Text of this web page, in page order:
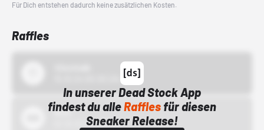
Für Dich entstehen dadurch keine zusätzlichen Kosten.
Raffles
In unserer Dead Stock App
findest du alleRafflesfür diesen
Sneaker Release!
Bstn
01.10.22 00:00 Uhr